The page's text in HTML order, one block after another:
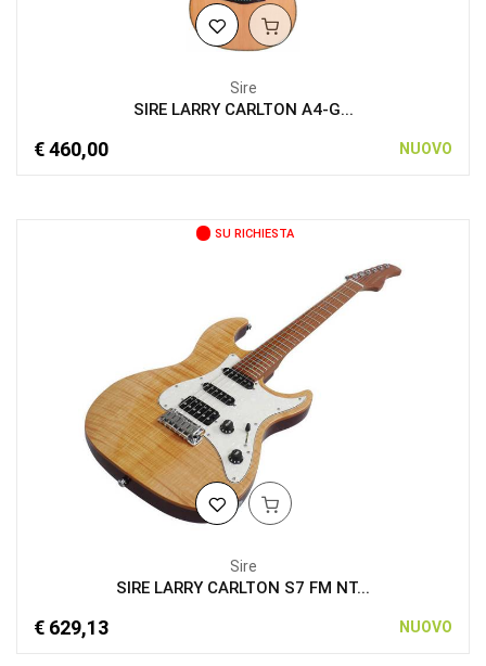
Sire
SIRE LARRY CARLTON A4-G...
€ 460,00 NUOVO
SU RICHIESTA
Sire
SIRE LARRY CARLTON S7 FM NT...
€ 629,13 NUOVO